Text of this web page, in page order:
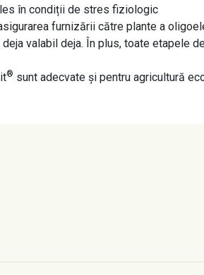
în condiții de stres fiziologic
furnizării către plante a
valabil deja. În plus, toate etapele
® sunt adecvate și pentru agricultură